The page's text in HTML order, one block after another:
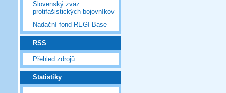
Slovenský zväz
protifašistických bojovníkov
Nadační fond REGI Base
RSS
Přehled zdrojů
Statistiky